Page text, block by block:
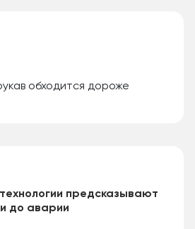
обходится дороже
предсказывают
до аварии